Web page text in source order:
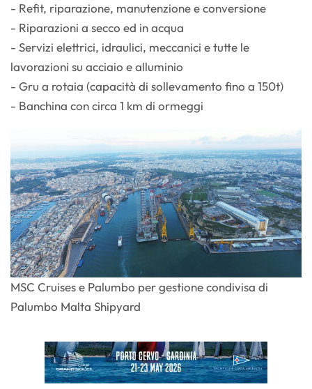
- Refit, riparazione, manutenzione e conversione
- Riparazioni a secco ed in acqua
- Servizi elettrici, idraulici, meccanici e tutte le
lavorazioni su acciaio e alluminio
- Gru a rotaia (capacità di sollevamento fino a 150t)
- Banchina con circa 1 km di ormeggi
MSC Cruises e Palumbo per gestione condivisa di
Palumbo Malta Shipyard